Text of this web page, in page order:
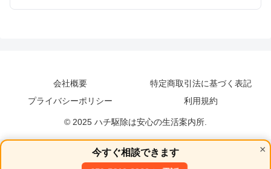
×
今すぐ相談できます
会社概要
特定商取引法に基づく表記
プライバシーポリシー
利用規約
© 2025 ハチ駆除は安心の生活案内所.